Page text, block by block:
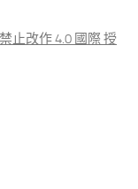
止改作 4.0 國際 授